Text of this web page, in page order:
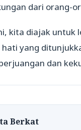
dari orang-
kita diajak
yang
dan
Berkat